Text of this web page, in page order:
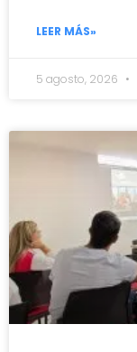
LEER MÁS»
5 agosto, 2026